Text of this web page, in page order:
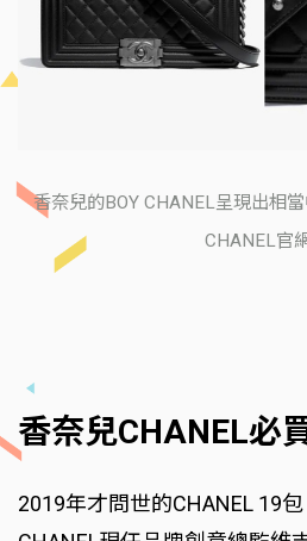
香奈兒的BOY CHANEL呈現出相
CHANEL官網
香奈兒CHANEL必
2019年才問世的CHANEL 19